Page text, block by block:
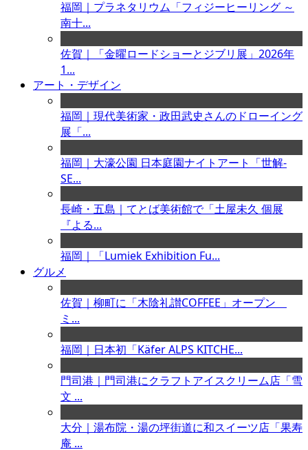
福岡｜プラネタリウム「フィジーヒーリング ～
南十...
佐賀｜「金曜ロードショーとジブリ展」2026年
1...
アート・デザイン
福岡｜現代美術家・政田武史さんのドローイング
展「...
福岡｜大濠公園 日本庭園ナイトアート「世解-
SE...
長崎・五島｜てとば美術館で「土屋未久 個展
『よる...
福岡｜「Lumiek Exhibition Fu...
グルメ
佐賀｜柳町に「木陰礼讃COFFEE」オープン
ミ...
福岡｜日本初「Käfer ALPS KITCHE...
門司港｜門司港にクラフトアイスクリーム店「雪
文 ...
大分｜湯布院・湯の坪街道に和スイーツ店「果寿
庵 ...